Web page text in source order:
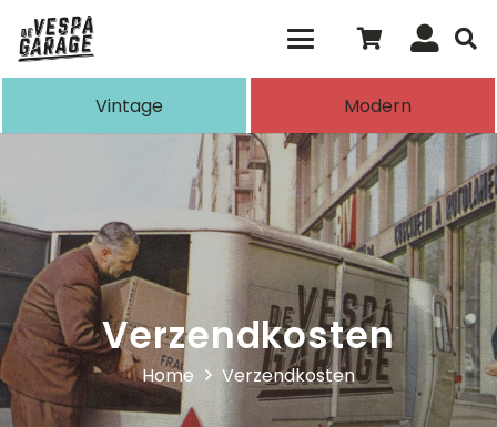
de resultaten voor automatisch
Vintage Modern
Verzendkosten
Home Verzendkosten